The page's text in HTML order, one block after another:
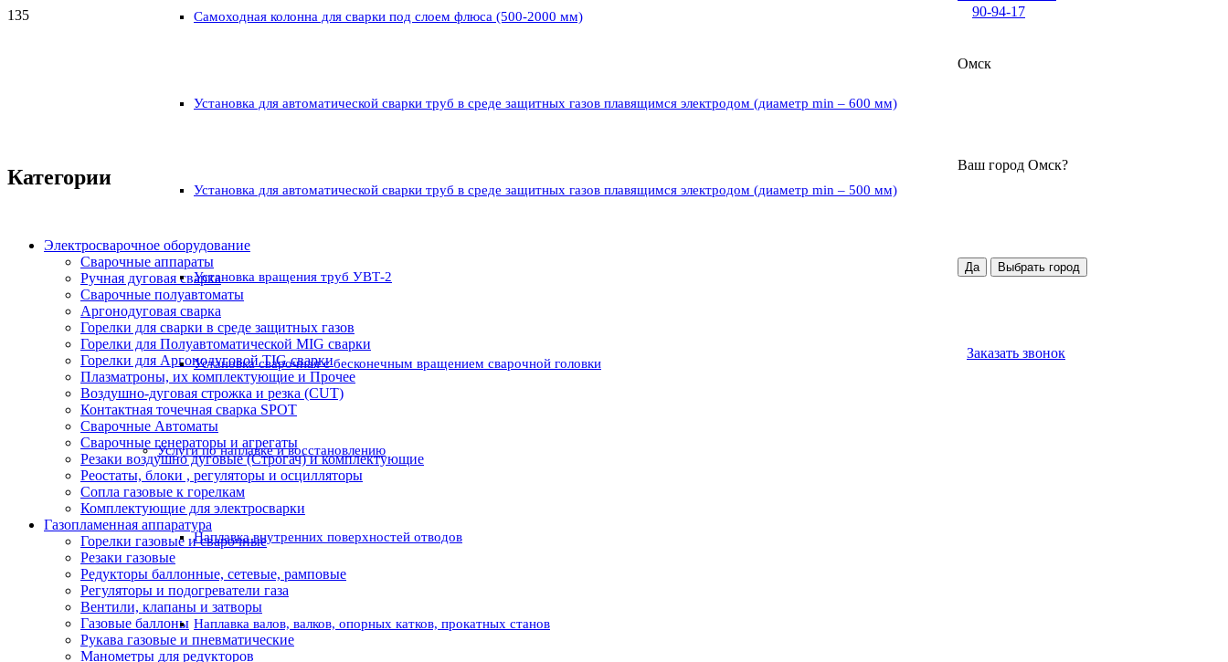
Самоходная колонна для сварки под слоем флюса (500-2000 мм)
Установка для автоматической сварки труб в среде защитных газов плавящимся электродом (диаметр min – 600 мм)
Установка для автоматической сварки труб в среде защитных газов плавящимся электродом (диаметр min – 500 мм)
Установка вращения труб УВТ-2
Установка сварочная с бесконечным вращением сварочной головки
Услуги по наплавке и восстановлению
Наплавка внутренних поверхностей отводов
Наплавка валов, валков, опорных катков, прокатных станов
90-94-17
Омск
Ваш город Омск?
Да Выбрать город
Заказать звонок
Категории
Электросварочное оборудование
Сварочные аппараты
Ручная дуговая сварка
Сварочные полуавтоматы
Аргонодуговая сварка
Горелки для сварки в среде защитных газов
Горелки для Полуавтоматической MIG сварки
Горелки для Аргонодуговой TIG сварки
Плазматроны, их комплектующие и Прочее
Воздушно-дуговая строжка и резка (CUT)
Контактная точечная сварка SPOT
Сварочные Автоматы
Сварочные генераторы и агрегаты
Резаки воздушно дуговые (Строгач) и комплектующие
Реостаты, блоки , регуляторы и осцилляторы
Сопла газовые к горелкам
Комплектующие для электросварки
Газопламенная аппаратура
Горелки газовые и сварочные
Резаки газовые
Редукторы баллонные, сетевые, рамповые
Регуляторы и подогреватели газа
Вентили, клапаны и затворы
Газовые баллоны
Рукава газовые и пневматические
Манометры для редукторов